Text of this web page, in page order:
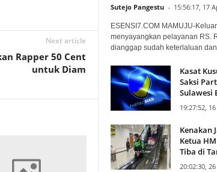
Next article
Rapper 50 Cent
untuk Diam
Sutejo Pangestu - 15:56:17, 17
ESENSI7.COM MAMUJU-
menyayangkan pelayanan RS.
dianggap sudah keterlaluan
Kasat
Saksi
Sulawesi
19:27:52,
Kenakan
Ketua
Tiba di
20:02:30,